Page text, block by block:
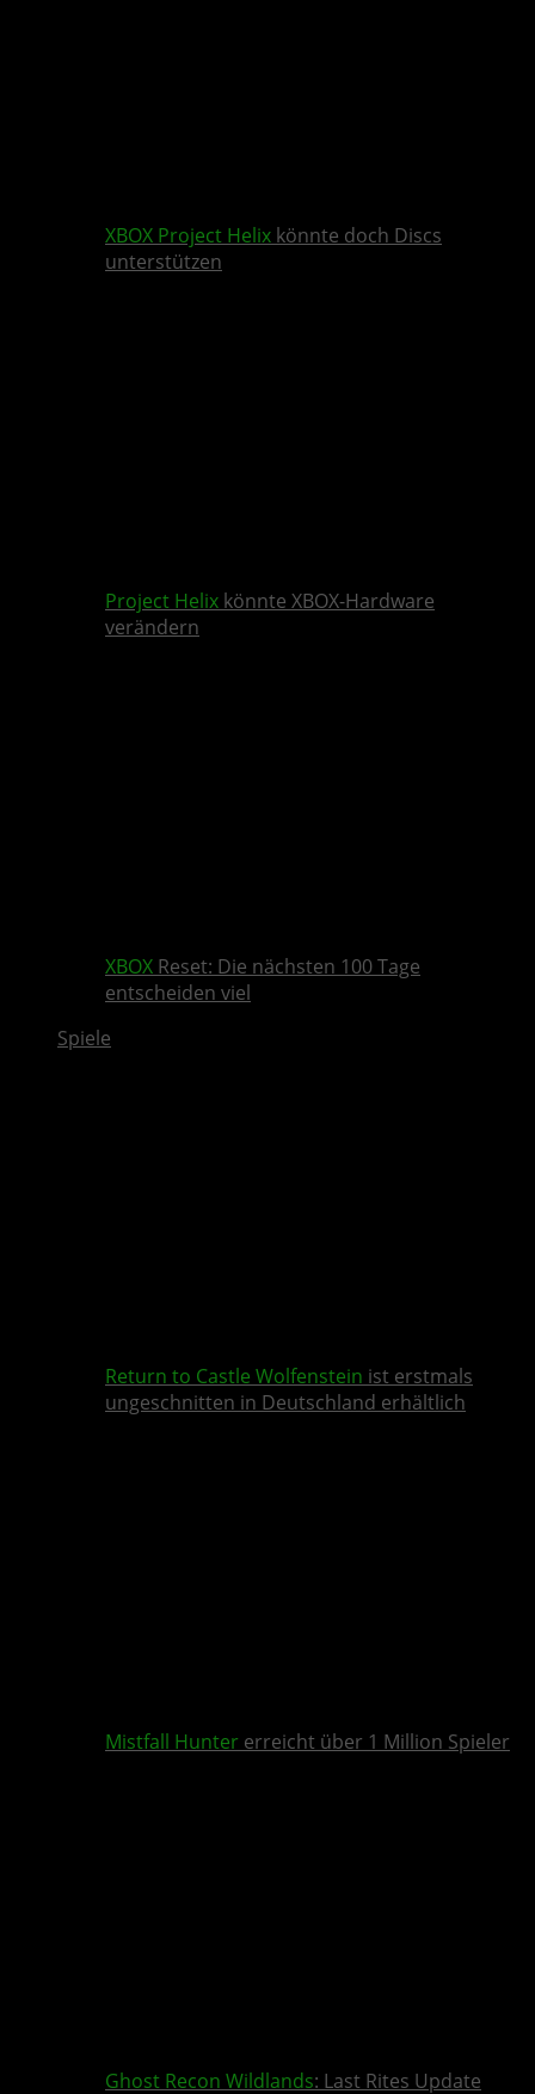
XBOX Project Helix könnte doch Discs
unterstützen
Project Helix könnte XBOX-Hardware
verändern
XBOX Reset: Die nächsten 100 Tage
entscheiden viel
Spiele
Return to Castle Wolfenstein ist erstmals
ungeschnitten in Deutschland erhältlich
Mistfall Hunter erreicht über 1 Million Spieler
Ghost Recon Wildlands: Last Rites Update